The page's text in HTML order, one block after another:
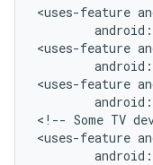
<uses-feature
<uses-feature
<uses-feature
<!-- Some TV
<uses-feature